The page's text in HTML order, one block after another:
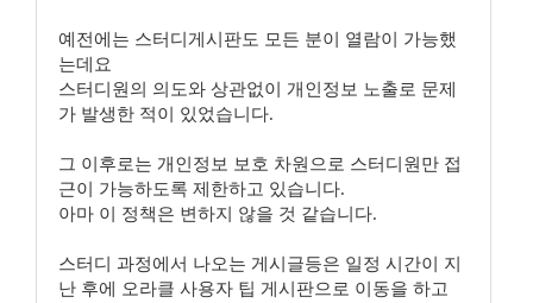
예전에는 스터디게시판도 모든 분이 열람이 가능했
는데요
스터디원의 의도와 상관없이 개인정보 노출로 문제
가 발생한 적이 있었습니다.
그 이후로는 개인정보 보호 차원으로 스터디원만 접
근이 가능하도록 제한하고 있습니다.
아마 이 정책은 변하지 않을 것 같습니다.
스터디 과정에서 나오는 게시글등은 일정 시간이 지
난 후에 오라클 사용자 팁 게시판으로 이동을 하고